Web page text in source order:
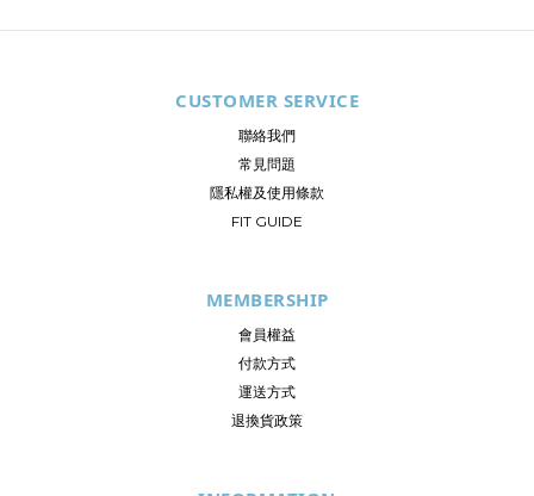
CUSTOMER SERVICE
聯絡我們
常見問題
隱私權及使用條款
FIT GUIDE
MEMBERSHIP
會員權益
付款方式
運送方式
退換貨政策